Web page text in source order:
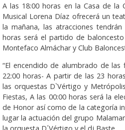
A las 18:00 horas en la Casa de la
Musical Lorena Díaz ofrecerá un
la mañana, las atracciones
horas será el partido de
Montefaco Almáchar y Club
“El encendido de alumbrado de
22:00 horas- A partir de las 23
las orquestas D`Vértigo y
Fiestas, A las 00:00 horas será la
de Honor así como de la categoría
lugar la actuación del grupo